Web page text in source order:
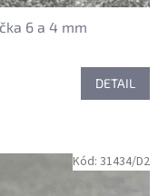
6 a 4 mm
DETAIL
Kód: 31434/D2